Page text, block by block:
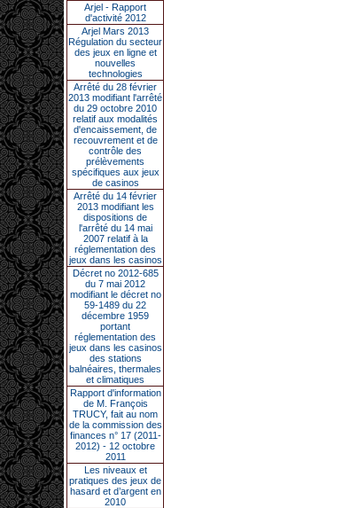
Arjel - Rapport
d'activité 2012
Arjel Mars 2013
Régulation du secteur
des jeux en ligne et
nouvelles
technologies
Arrêté du 28 février
2013 modifiant l'arrêté
du 29 octobre 2010
relatif aux modalités
d'encaissement, de
recouvrement et de
contrôle des
prélèvements
spécifiques aux jeux
de casinos
Arrêté du 14 février
2013 modifiant les
dispositions de
l'arrêté du 14 mai
2007 relatif à la
réglementation des
jeux dans les casinos
Décret no 2012-685
du 7 mai 2012
modifiant le décret no
59-1489 du 22
décembre 1959
portant
réglementation des
jeux dans les casinos
des stations
balnéaires, thermales
et climatiques
Rapport d'information
de M. François
TRUCY, fait au nom
de la commission des
finances n° 17 (2011-
2012) - 12 octobre
2011
Les niveaux et
pratiques des jeux de
hasard et d’argent en
2010